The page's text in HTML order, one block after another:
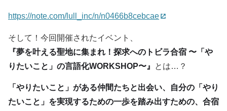
https://note.com/lull_inc/n/n0466b8cebcae
そして！今回開催されたイベント、
『夢を叶える聖地に集まれ！探求へのトビラ合宿 〜「や
りたいこと」の言語化WORKSHOP〜』
とは…？
「やりたいこと」がある仲間たちと出会い、自分の「やり
たいこと」を実現するための一歩を踏み出すための、合宿